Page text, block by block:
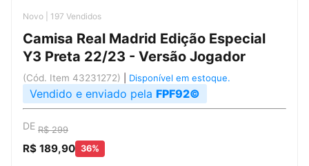
Novo | 197 Vendidos
Camisa Real Madrid Edição Especial
Y3 Preta 22/23 - Versão Jogador
(Cód. Item 43231272) Disponível em estoque.
Vendido e enviado pela FPF92©
DE R$ 299
R$ 189,90 36%